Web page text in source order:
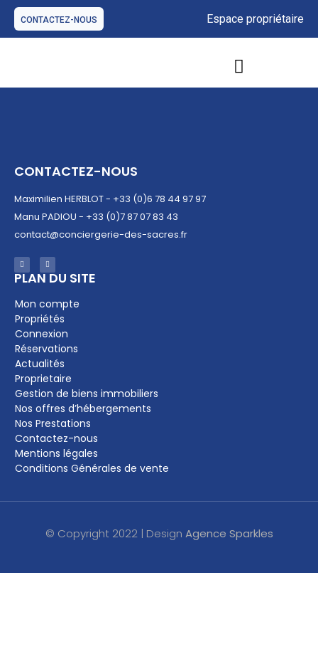
CONTACTEZ-NOUS Espace propriétaire
CONTACTEZ-NOUS
Maximilien HERBLOT - +33 (0)6 78 44 97 97
Manu PADIOU - +33 (0)7 87 07 83 43
contact@conciergerie-des-sacres.fr
PLAN DU SITE​
Mon compte
Propriétés
Connexion
Réservations
Actualités
Proprietaire
Gestion de biens immobiliers
Nos offres d’hébergements
Nos Prestations
Contactez-nous
Mentions légales
Conditions Générales de vente
© Copyright 2022 | Design Agence Sparkles